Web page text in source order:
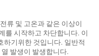
류 및 고온과 같은 이상이
를 시작하고 차단합니다. 이
하기위한 것입니다. 일반적
발생이 발생합니다.